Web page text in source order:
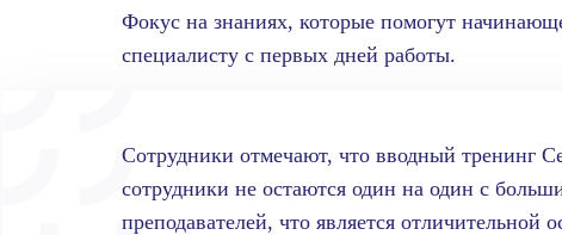
Фокус на знаниях, которые помогут
специалисту с первых дней работы.
Сотрудники отмечают, что вводный тренинг
сотрудники не остаются один на один с
преподавателей, что является отличительной